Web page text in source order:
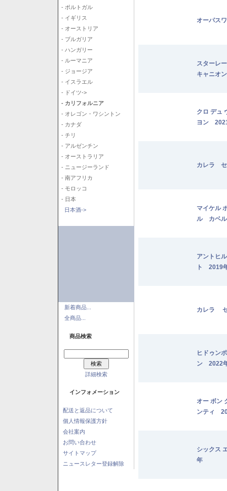
- ポルトガル
- イギリス
- オーストリア
- ブルガリア
- ハンガリー
- ルーマニア
- ジョージア
- イスラエル
- ドイツ->
- カリフォルニア
- オレゴン・ワシントン
- カナダ
- チリ
- アルゼンチン
- オーストラリア
- ニュージーランド
- 南アフリカ
- モロッコ
- 日本
日本酒->
新着商品...
全商品...
商品検索
詳細検索
インフォメーション
配送と返品について
個人情報保護方針
会社案内
お問い合わせ
サイトマップ
ニュースレター登録解除
オーパス
スターレ
キャニオ
クロ デュ
ヨン
カレラ
マイケル
ル カベ
アントヒ
ト 2019
カレラ
ヒドゥン
ン 2022
オー ボン
ンティ
シックス
年